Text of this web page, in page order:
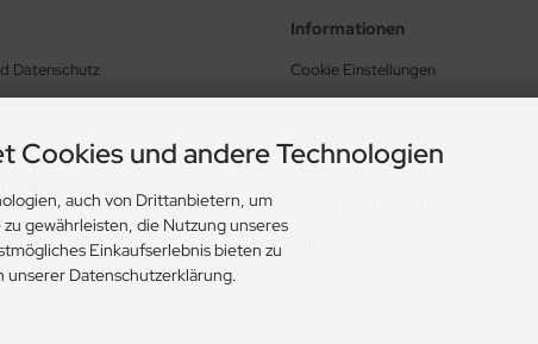
Datenschutz
Informationen
Cookie Einstellungen
Lieferung und Versandkosten
Zahlungsarten
Cookies und andere Technologien
auch von Drittanbietern, um
gewährleisten, die Nutzung unseres
Einkaufserlebnis bieten zu
unserer Datenschutzerklärung.